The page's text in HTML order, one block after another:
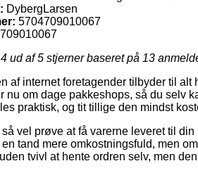
DybergLarsen
5704709010067
4 ud af 5 stjerner baseret på 13
af internet foretagender tilbyder til
nu om dage pakkeshops, så du selv
praktisk, og tit tillige den mindst
vel prøve at få varerne leveret til
tand mere omkostningsfuld, men
tvivl at hente ordren selv, men